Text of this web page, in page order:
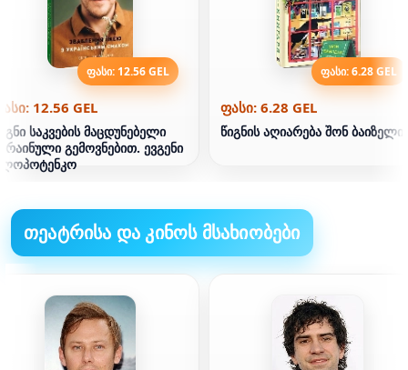
ფასი: 12.56 GEL
12.56 GEL
საკვების მაცდუნებელი
გემოვნებით. ევგენი
ფასი: 6.28 GEL
ფასი: 6.28 GEL
წიგნის აღიარება შონ ბაიზელი
თეატრისა და კინოს მსახიობები